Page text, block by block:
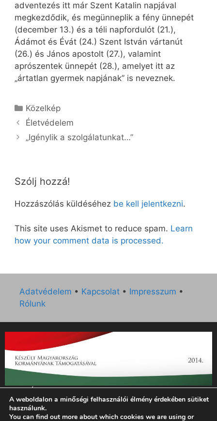
adventezés itt már Szent Katalin napjával
megkezdődik, és megünneplik a fény ünnepét
(december 13.) és a téli napfordulót (21.),
Ádámot és Évát (24.) Szent István vártanút
(26.) és János apostolt (27.), valamint
aprószentek ünnepét (28.), amelyet itt az
„ártatlan gyermek napjának” is neveznek.
Kategória
Közelkép
Életvédelem
„Igénylik a szolgálatunkat…”
Szólj hozzá!
Hozzászólás küldéséhez be kell jelentkezni.
This site uses Akismet to reduce spam. Learn
how your comment data is processed.
Adatvédelem • Kapcsolat • Impresszum •
Rólunk
„Az Új Ember katolikus hetilap 2014. évi működésének
támogatását az EGYH-KCP-14-P-0121 sz. támogatási
szerződés keretében 3 000 000 Ft összegben támogatta az
A weboldalon a minőségi felhasználói élmény érdekében sütiket
használunk.
You can find out more about which cookies we are using or